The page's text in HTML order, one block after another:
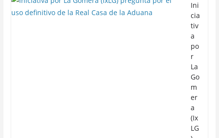
Ini
cia
tiv
a
po
r
La
Go
m
er
a
(Ix
LG